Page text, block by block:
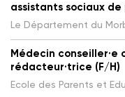
assistants sociaux de
Le Département du
Médecin conseiller·e
rédacteur·trice (F/H)
Ecole des Parents et